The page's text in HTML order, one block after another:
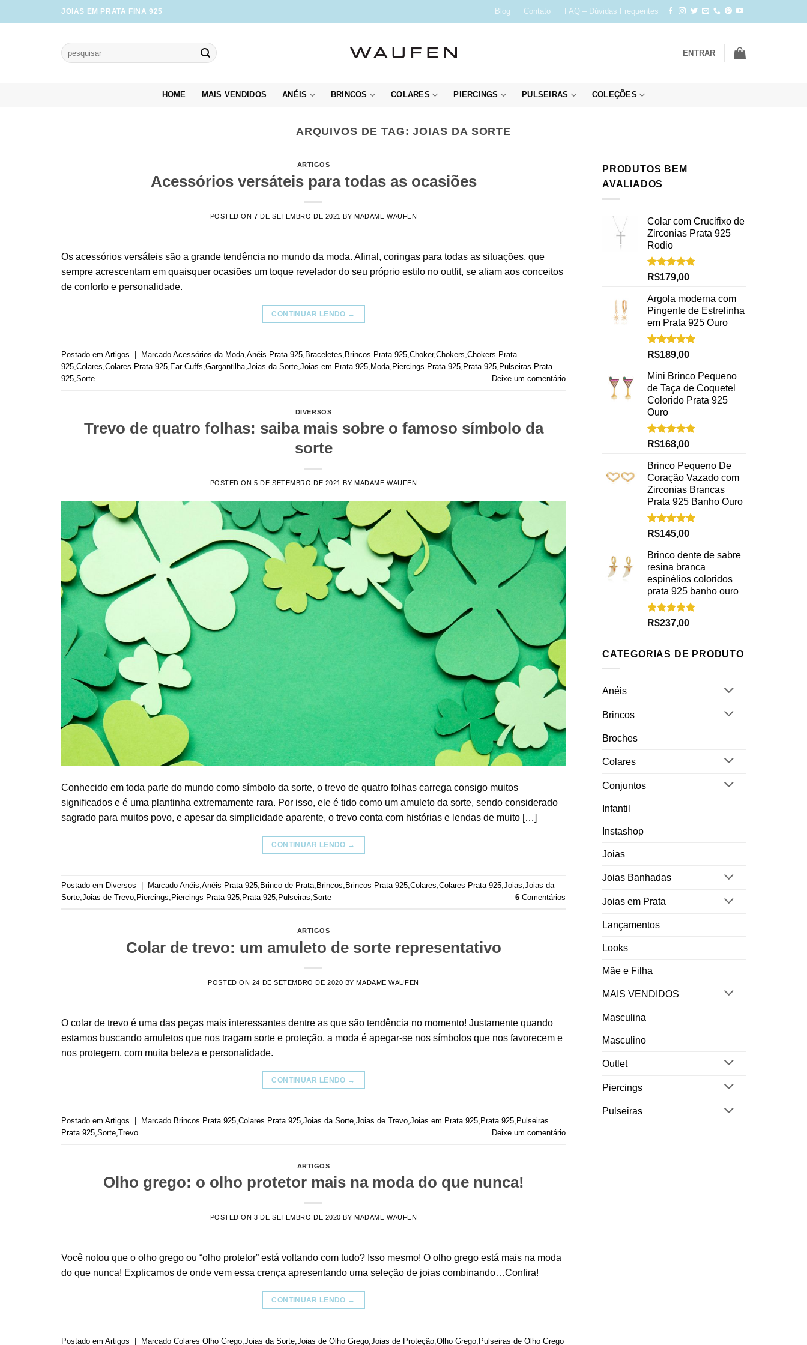
to
JOIAS EM PRATA FINA 925 Blog Contato FAQ – Dúvidas Frequentes
Pesquisar
por:
ENTRAR
HOME MAIS VENDIDOS ANÉIS BRINCOS COLARES PIERCINGS PULSEIRAS COLEÇÕES
ARQUIVOS DE TAG:JOIAS DA SORTE
ARTIGOS
Acessórios versáteis para todas as ocasiões
POSTED ON7 DE SETEMBRO DE 2021 BYMADAME WAUFEN
Os acessórios versáteis são a grande tendência no mundo da moda. Afinal, coringas para todas as situações, que
sempre acrescentam em quaisquer ocasiões um toque revelador do seu próprio estilo no outfit, se aliam aos conceitos
de conforto e personalidade.
CONTINUAR LENDO →
Postado em Artigos Marcado Acessórios da Moda,Anéis Prata 925, Braceletes, Brincos Prata 925,Choker,Chokers,Chokers Prata
925,Colares,Colares Prata 925, Ear Cuffs,Gargantilha,Joias da Sorte,Joias em Prata 925, Moda, Piercings Prata 925, Prata 925, Pulseiras Prata
925,Sorte Deixe um comentário
DIVERSOS
Trevo de quatro folhas: saiba mais sobre o famoso símbolo da
sorte
POSTED ON5 DE SETEMBRO DE 2021 BY MADAME WAUFEN
Conhecido em toda parte do mundo como símbolo da sorte, o trevo de quatro folhas carrega consigo muitos
significados e é uma plantinha extremamente rara. Por isso, ele é tido como um amuleto da sorte, sendo considerado
sagrado para muitos povo, e apesar da simplicidade aparente, o trevo conta com histórias e lendas de muito […]
CONTINUAR LENDO →
Postado em Diversos Marcado Anéis,Anéis Prata 925, Brinco de Prata, Brincos, Brincos Prata 925,Colares,Colares Prata 925,Joias,Joias da
Sorte,Joias de Trevo, Piercings, Piercings Prata 925, Prata 925, Pulseiras,Sorte 6 Comentários
ARTIGOS
Colar de trevo: um amuleto de sorte representativo
POSTED ON 24 DE SETEMBRO DE 2020 BYMADAME WAUFEN
O colar de trevo é uma das peças mais interessantes dentre as que são tendência no momento! Justamente quando
estamos buscando amuletos que nos tragam sorte e proteção, a moda é apegar-se nos símbolos que nos favorecem e
nos protegem, com muita beleza e personalidade.
CONTINUAR LENDO →
Postado em Artigos Marcado Brincos Prata 925,Colares Prata 925,Joias da Sorte,Joias de Trevo,Joias em Prata 925, Prata 925, Pulseiras
Prata 925,Sorte,Trevo Deixe um comentário
ARTIGOS
Olho grego: o olho protetor mais na moda do que nunca!
POSTED ON3 DE SETEMBRO DE 2020 BY MADAME WAUFEN
Você notou que o olho grego ou “olho protetor” está voltando com tudo? Isso mesmo! O olho grego está mais na moda
do que nunca! Explicamos de onde vem essa crença apresentando uma seleção de joias combinando…Confira!
CONTINUAR LENDO →
Postado em Artigos | Marcado Colares Olho Grego Joias da Sorte Joias de Olho Grego Joias de Proteção Olho Grego Pulseiras de Olho Grego
PRODUTOS BEM
AVALIADOS
Colar com Crucifixo de
Zirconias Prata 925
Rodio
Avaliação
R$179,00
Argola moderna com
Pingente de Estrelinha
em Prata 925 Ouro
Avaliação
R$189,00
Mini Brinco Pequeno
de Taça de Coquetel
Colorido Prata 925
Ouro
Avaliação
R$168,00
Brinco Pequeno De
Coração Vazado com
Zirconias Brancas
Prata 925 Banho Ouro
Avaliação
R$145,00
Brinco dente de sabre
resina branca
espinélios coloridos
prata 925 banho ouro
Avaliação
R$237,00
CATEGORIAS DE PRODUTO
Anéis
Brincos
Broches
Colares
Conjuntos
Infantil
Instashop
Joias
Joias Banhadas
Joias em Prata
Lançamentos
Looks
Mãe e Filha
MAIS VENDIDOS
Masculina
Masculino
Outlet
Piercings
Pulseiras